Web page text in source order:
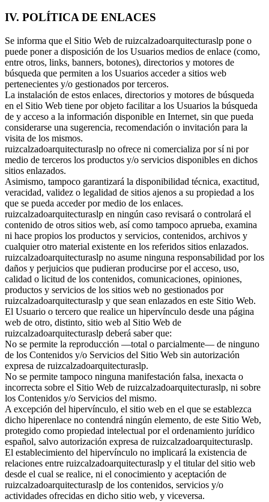
IV. POLÍTICA DE ENLACES
Se informa que el Sitio Web de ruizcalzadoarquitecturaslp pone o
puede poner a disposición de los Usuarios medios de enlace (como,
entre otros, links, banners, botones), directorios y motores de
búsqueda que permiten a los Usuarios acceder a sitios web
pertenecientes y/o gestionados por terceros.
La instalación de estos enlaces, directorios y motores de búsqueda
en el Sitio Web tiene por objeto facilitar a los Usuarios la búsqueda
de y acceso a la información disponible en Internet, sin que pueda
considerarse una sugerencia, recomendación o invitación para la
visita de los mismos.
ruizcalzadoarquitecturaslp no ofrece ni comercializa por sí ni por
medio de terceros los productos y/o servicios disponibles en dichos
sitios enlazados.
Asimismo, tampoco garantizará la disponibilidad técnica, exactitud,
veracidad, validez o legalidad de sitios ajenos a su propiedad a los
que se pueda acceder por medio de los enlaces.
ruizcalzadoarquitecturaslp en ningún caso revisará o controlará el
contenido de otros sitios web, así como tampoco aprueba, examina
ni hace propios los productos y servicios, contenidos, archivos y
cualquier otro material existente en los referidos sitios enlazados.
ruizcalzadoarquitecturaslp no asume ninguna responsabilidad por los
daños y perjuicios que pudieran producirse por el acceso, uso,
calidad o licitud de los contenidos, comunicaciones, opiniones,
productos y servicios de los sitios web no gestionados por
ruizcalzadoarquitecturaslp y que sean enlazados en este Sitio Web.
El Usuario o tercero que realice un hipervínculo desde una página
web de otro, distinto, sitio web al Sitio Web de
ruizcalzadoarquitecturaslp deberá saber que:
No se permite la reproducción —total o parcialmente— de ninguno
de los Contenidos y/o Servicios del Sitio Web sin autorización
expresa de ruizcalzadoarquitecturaslp.
No se permite tampoco ninguna manifestación falsa, inexacta o
incorrecta sobre el Sitio Web de ruizcalzadoarquitecturaslp, ni sobre
los Contenidos y/o Servicios del mismo.
A excepción del hipervínculo, el sitio web en el que se establezca
dicho hiperenlace no contendrá ningún elemento, de este Sitio Web,
protegido como propiedad intelectual por el ordenamiento jurídico
español, salvo autorización expresa de ruizcalzadoarquitecturaslp.
El establecimiento del hipervínculo no implicará la existencia de
relaciones entre ruizcalzadoarquitecturaslp y el titular del sitio web
desde el cual se realice, ni el conocimiento y aceptación de
ruizcalzadoarquitecturaslp de los contenidos, servicios y/o
actividades ofrecidas en dicho sitio web, y viceversa.